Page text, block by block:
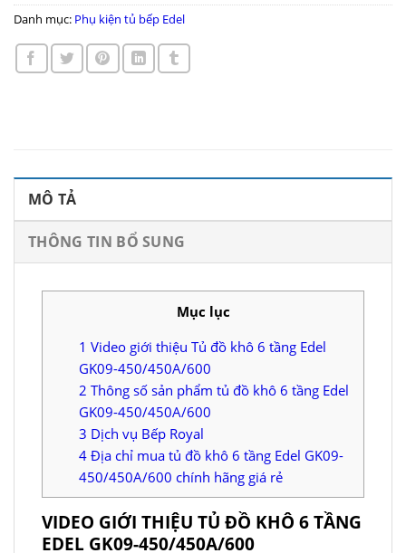
Danh mục: Phụ kiện tủ bếp Edel
MÔ TẢ
THÔNG TIN BỔ SUNG
Mục lục
1 Video giới thiệu Tủ đồ khô 6 tầng Edel
GK09-450/450A/600
2 Thông số sản phẩm tủ đồ khô 6 tầng Edel
GK09-450/450A/600
3 Dịch vụ Bếp Royal
4 Địa chỉ mua tủ đồ khô 6 tầng Edel GK09-
450/450A/600 chính hãng giá rẻ
VIDEO GIỚI THIỆU TỦ ĐỒ KHÔ 6 TẦNG
EDEL GK09-450/450A/600